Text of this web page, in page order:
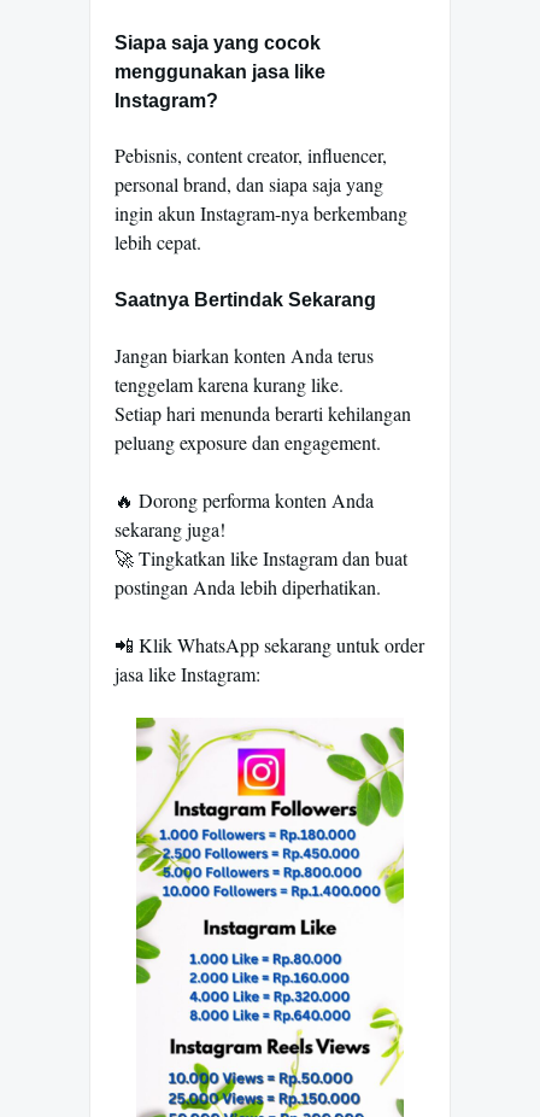
Siapa saja yang cocok
menggunakan jasa like
Instagram?
Pebisnis, content creator, influencer,
personal brand, dan siapa saja yang
ingin akun Instagram-nya berkembang
lebih cepat.
Saatnya Bertindak Sekarang
Jangan biarkan konten Anda terus
tenggelam karena kurang like.
Setiap hari menunda berarti kehilangan
peluang exposure dan engagement.
🔥 Dorong performa konten Anda
sekarang juga!
🚀 Tingkatkan like Instagram dan buat
postingan Anda lebih diperhatikan.
📲 Klik WhatsApp sekarang untuk order
jasa like Instagram: